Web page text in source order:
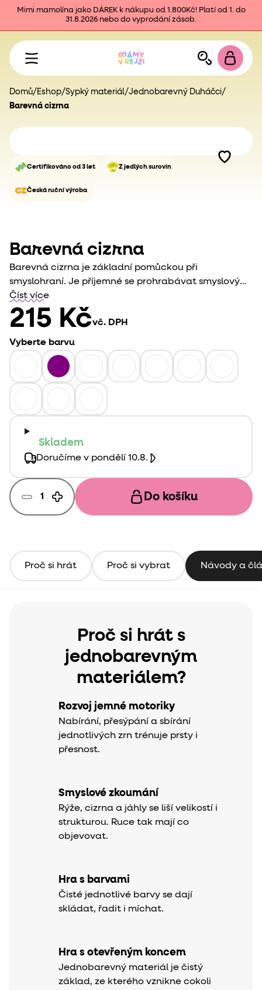
Mimi mamolína jako DÁREK k nákupu od 1.800Kč! Platí od 1. do
31.8.2026 nebo do vyprodání zásob.
Domů/ Eshop/Sypký materiál/Jednobarevný Duháčci/
Barevná cizrna
Certifikováno od 3 let Z jedlých surovin
Česká ruční výroba
Barevná cizrna
Barevná cizrna je základní pomůckou při
smyslohraní. Je příjemné se prohrabávat smyslovým
materiálem, hledat v něm věci, nabírat a
přesypávat. Tvořit z něj různé světy zabaví nejedno
dítě a dokonce i dospělé.
Číst více
215 Kčvč. DPH
Vyberte barvu
Skladem
Doručíme v pondělí 10.8.
Do košíku
Proč si hrát Proč si vybrat Návody a
Proč si hrát s
jednobarevným
materiálem?
Rozvoj jemné motoriky
Nabírání, přesýpání a sbírání
jednotlivých zrn trénuje prsty i
přesnost.
Smyslové zkoumání
Rýže, cizrna a jáhly se liší velikostí i
strukturou. Ruce tak mají co
objevovat.
Hra s barvami
Čisté jednotlivé barvy se dají
skládat, řadit i míchat.
Hra s otevřeným koncem
Jednobarevný materiál je čistý
základ, ze kterého vznikne cokoli